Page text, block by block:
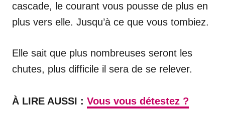
cascade, le courant vous pousse de plus en
plus vers elle. Jusqu’à ce que vous tombiez.
Elle sait que plus nombreuses seront les
chutes, plus difficile il sera de se relever.
À LIRE AUSSI : Vous vous détestez ?